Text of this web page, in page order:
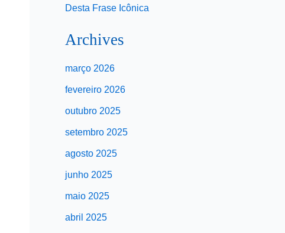
Desta Frase Icônica
Archives
março 2026
fevereiro 2026
outubro 2025
setembro 2025
agosto 2025
junho 2025
maio 2025
abril 2025